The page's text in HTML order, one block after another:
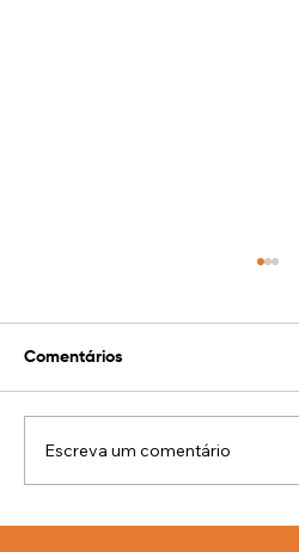
Comentários
Escreva um comentário